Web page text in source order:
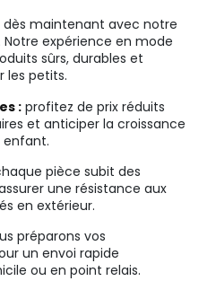
dès maintenant avec notre
expérience en mode
sûrs, durables et
les petits.
: profitez de prix réduits
et anticiper la croissance
enfant.
pièce subit des
une résistance aux
en extérieur.
préparons vos
un envoi rapide
ou en point relais.